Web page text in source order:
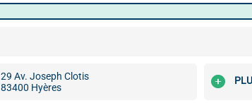
29 Av. Joseph Clotis
83400 Hyères